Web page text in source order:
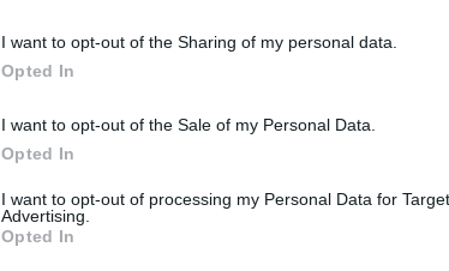
I want to opt-out of the Sharing of my personal data.
Opted In
I want to opt-out of the Sale of my Personal Data.
Opted In
I want to opt-out of processing my Personal Data for
Advertising.
Opted In